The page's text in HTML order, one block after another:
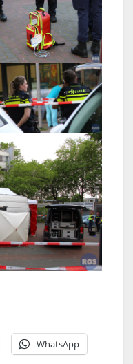
WhatsApp